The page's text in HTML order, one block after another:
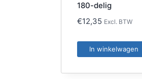
180-delig
€12,35 Excl. BTW
In winkelwagen